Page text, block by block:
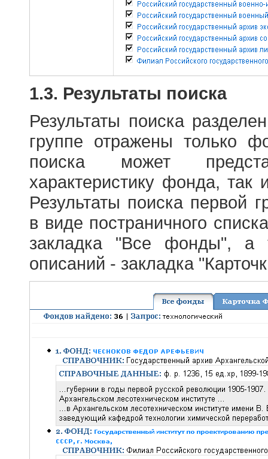
1.3. Результаты поиска
Результаты поиска
группе отражены только
поиска может
характеристику фонда,
Результаты поиска первой
в виде постраничного
закладка "Все фонды", а
описаний - закладка